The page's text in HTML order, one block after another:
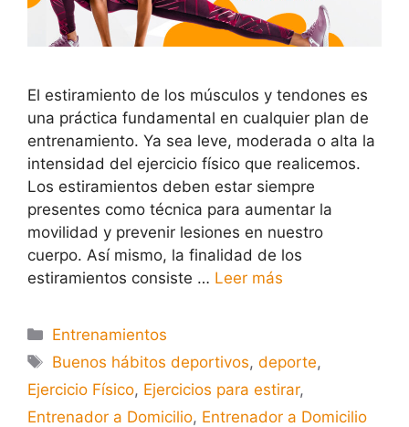
El estiramiento de los músculos y tendones es
una práctica fundamental en cualquier plan de
entrenamiento. Ya sea leve, moderada o alta la
intensidad del ejercicio físico que realicemos.
Los estiramientos deben estar siempre
presentes como técnica para aumentar la
movilidad y prevenir lesiones en nuestro
cuerpo. Así mismo, la finalidad de los
estiramientos consiste … Leer más
Entrenamientos
Buenos hábitos deportivos,deporte,
Ejercicio Físico, Ejercicios para estirar,
Entrenador a Domicilio, Entrenador a Domicilio